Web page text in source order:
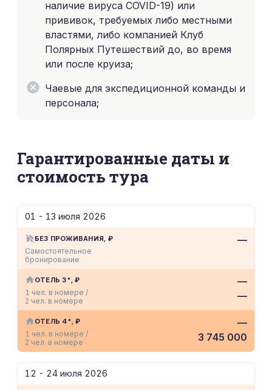
наличие вируса COVID-19) или
прививок, требуемых либо местными
властями, либо компанией Клуб
Полярных Путешествий до, во время
или после круиза;
Чаевые для экспедиционной команды и
персонала;
Гарантированные даты и
стоимость тура
01 - 13 июля 2026
БЕЗ ПРОЖИВАНИЯ, ₽
Самостоятельное
бронирование
—
ОТЕЛЬ 3*, ₽
1 чел. в номере /
2 чел. в номере
—
—
ОТЕЛЬ 4*, ₽
1 чел. в номере /
2 чел. в номере
—
3 745 000
12 - 24 июля 2026